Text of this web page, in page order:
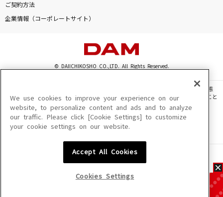
ご契約方法
企業情報（コーポレートサイト）
© DAIICHIKOSHO CO.,LTD. All Rights Reserved.
このサイトに掲載されている一切の文章・画像・写真・動画・音声等を、手段や形態
を問わず、著作権法の定める範囲を超えて無断で複製、転載、ファイル化などすること
を禁じます。
楽曲及びコンテンツは、機種によりご利用いただけない場合があります。
楽曲及びコンテンツの配信日、配信内容が変更になる場合があります。
We use cookies to improve your experience on our
website, to personalize content and ads and to analyze
our traffic. Please click [Cookie Settings] to customize
your cookie settings on our website.
Accept All Cookies
Cookies Settings